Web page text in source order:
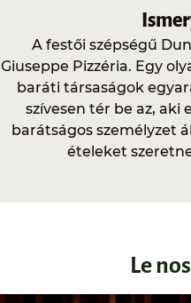
A festői szépségű
Giuseppe Pizzéria. Egy
baráti társaságok
szívesen tér be az,
barátságos személyzet
ételeket
Le